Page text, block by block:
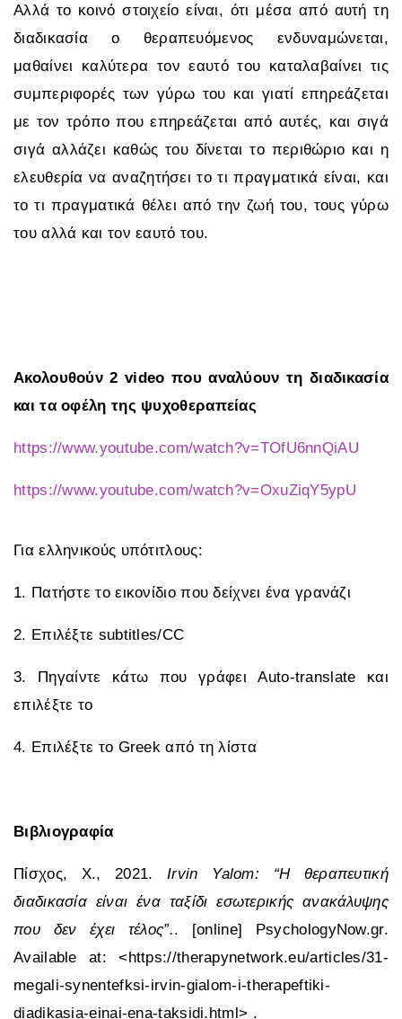
Αλλά το κοινό στοιχείο είναι, ότι μέσα από αυτή τη
διαδικασία ο θεραπευόμενος ενδυναμώνεται,
μαθαίνει καλύτερα τον εαυτό του καταλαβαίνει τις
συμπεριφορές των γύρω του και γιατί επηρεάζεται
με τον τρόπο που επηρεάζεται από αυτές, και σιγά
σιγά αλλάζει καθώς του δίνεται το περιθώριο και η
ελευθερία να αναζητήσει το τι πραγματικά είναι, και
το τι πραγματικά θέλει από την ζωή του, τους γύρω
του αλλά και τον εαυτό του.
Ακολουθούν 2 video που αναλύουν τη διαδικασία
και τα οφέλη της ψυχοθεραπείας
https://www.youtube.com/watch?v=TOfU6nnQiAU
https://www.youtube.com/watch?v=OxuZiqY5ypU
Για ελληνικούς υπότιτλους:
1. Πατήστε το εικονίδιο που δείχνει ένα γρανάζι
2. Επιλέξτε subtitles/CC
3. Πηγαίντε κάτω που γράφει Auto-translate και
επιλέξτε το
4. Επιλέξτε το Greek από τη λίστα
Βιβλιογραφία
Πίσχος, Χ., 2021. Ιrvin Yalom: “Η θεραπευτική
διαδικασία είναι ένα ταξίδι εσωτερικής ανακάλυψης
που δεν έχει τέλος”.. [online] PsychologyΝow.gr.
Available at: <https://therapynetwork.eu/articles/31-
megali-synentefksi-irvin-gialom-i-therapeftiki-
diadikasia-einai-ena-taksidi.html> .